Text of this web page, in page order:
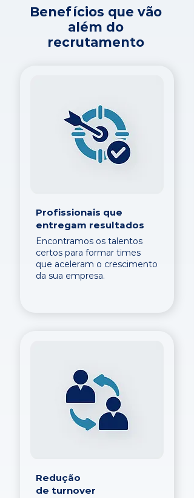
Benefícios que vão
além do
recrutamento
Profissionais que
entregam resultados
Encontramos os talentos
certos para formar times
que aceleram o crescimento
da sua empresa.
Redução
de turnover